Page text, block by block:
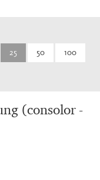
25 50 100
(consolor -